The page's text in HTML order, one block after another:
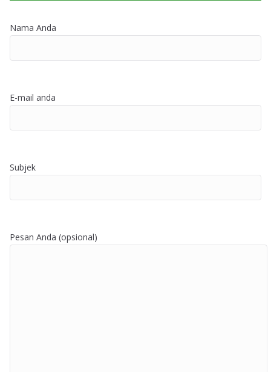
Nama Anda
E-mail anda
Subjek
Pesan Anda (opsional)